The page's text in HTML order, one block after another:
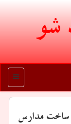
شو
منو
ساخت مدارس